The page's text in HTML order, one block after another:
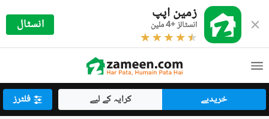
زمین اپپ
انسٹالز +4 ملین انسٹال
خریدیے کرایہ کے لیے فلٹرز